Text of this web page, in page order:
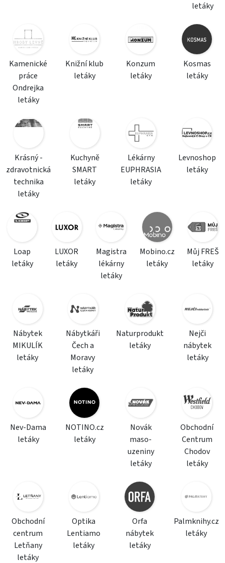
letáky
Kamenické
práce
Ondrejka
letáky
Knižní klub
letáky
Konzum
letáky
Kosmas
letáky
Krásný -
zdravotnická
technika
letáky
Kuchyně
SMART
letáky
Lékárny
EUPHRASIA
letáky
Levnoshop
letáky
Loap
letáky
LUXOR
letáky
Magistra
lékárny
letáky
Mobino.cz
letáky
Můj FREŠ
letáky
Nábytek
MIKULÍK
letáky
Nábytkáři
Čech a
Moravy
letáky
Naturprodukt
letáky
Nejči
nábytek
letáky
Nev-Dama
letáky
NOTINO.cz
letáky
Novák
maso-
uzeniny
letáky
Obchodní
Centrum
Chodov
letáky
Obchodní
centrum
Letňany
letáky
Optika
Lentiamo
letáky
Orfa
nábytek
letáky
Palmknihy.cz
letáky